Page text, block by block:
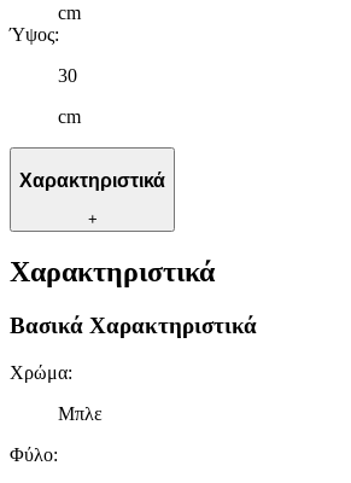
cm
Ύψος:
30
cm
Χαρακτηριστικά
+
Χαρακτηριστικά
Βασικά Χαρακτηριστικά
Χρώμα:
Μπλε
Φύλο: